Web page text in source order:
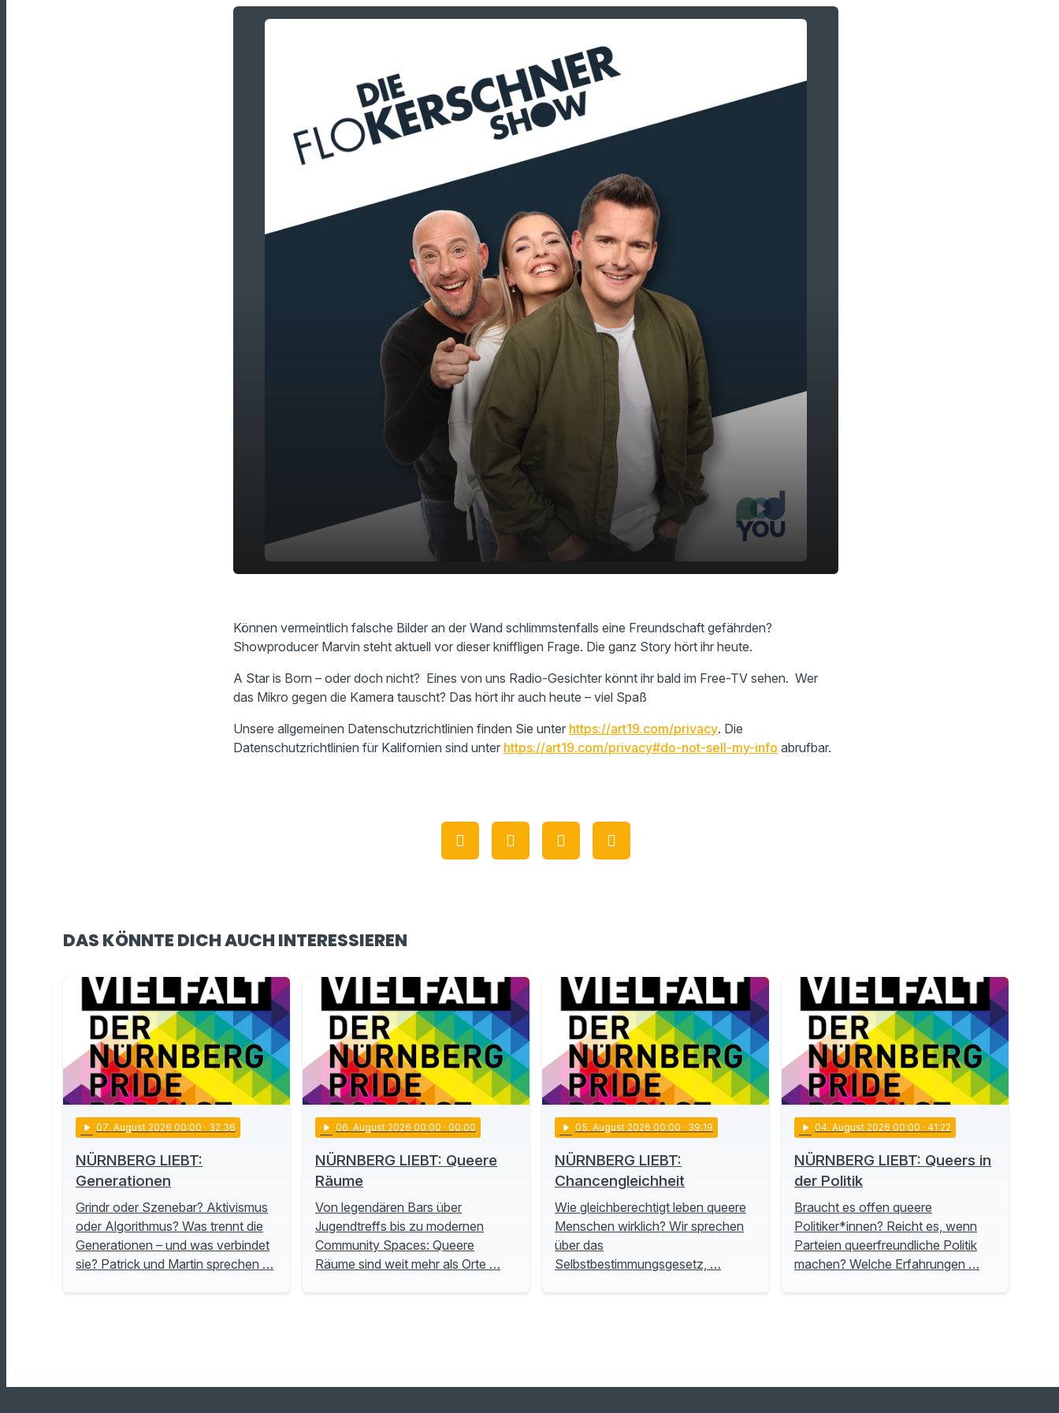
Können vermeintlich falsche Bilder an der Wand schlimmstenfalls eine Freundschaft gefährden?
Showproducer Marvin steht aktuell vor dieser kniffligen Frage. Die ganz Story hört ihr heute.
A Star is Born – oder doch nicht? Eines von uns Radio-Gesichter könnt ihr bald im Free-TV sehen. Wer
das Mikro gegen die Kamera tauscht? Das hört ihr auch heute – viel Spaß
Unsere allgemeinen Datenschutzrichtlinien finden Sie unter https://art19.com/privacy. Die
Datenschutzrichtlinien für Kalifornien sind unter https://art19.com/privacy#do-not-sell-my-info abrufbar.
DAS KÖNNTE DICH AUCH INTERESSIEREN
play_arrow 07. August 2026 00:00 · 32:36
NÜRNBERG LIEBT:
Generationen
Grindr oder Szenebar? Aktivismus
oder Algorithmus? Was trennt die
Generationen – und was verbindet
sie? Patrick und Martin sprechen …
play_arrow 06. August 2026 00:00 · 00:00
NÜRNBERG LIEBT: Queere
Räume
Von legendären Bars über
Jugendtreffs bis zu modernen
Community Spaces: Queere
Räume sind weit mehr als Orte …
play_arrow 05. August 2026 00:00 · 39:19
NÜRNBERG LIEBT:
Chancengleichheit
Wie gleichberechtigt leben queere
Menschen wirklich? Wir sprechen
über das
Selbstbestimmungsgesetz, …
play_arrow 04. August 2026 00:00 · 41:22
NÜRNBERG LIEBT: Queers in
der Politik
Braucht es offen queere
Politiker*innen? Reicht es, wenn
Parteien queerfreundliche Politik
machen? Welche Erfahrungen …